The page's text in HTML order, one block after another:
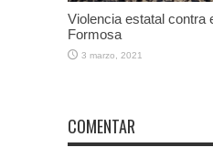
Violencia estatal contra
Formosa
3 marzo, 2021
COMENTAR